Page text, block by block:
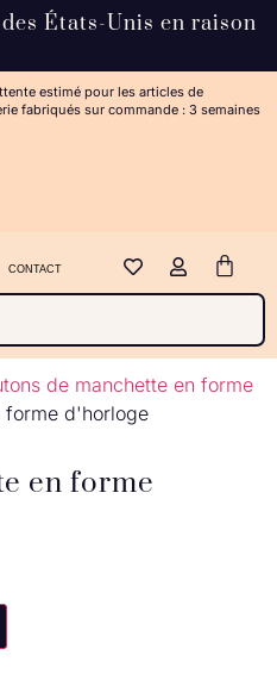
États-Unis en raison
estimé pour les articles de
fabriqués sur commande : 3 semaines
CONTACT
de manchette en forme
forme d'horloge
en forme